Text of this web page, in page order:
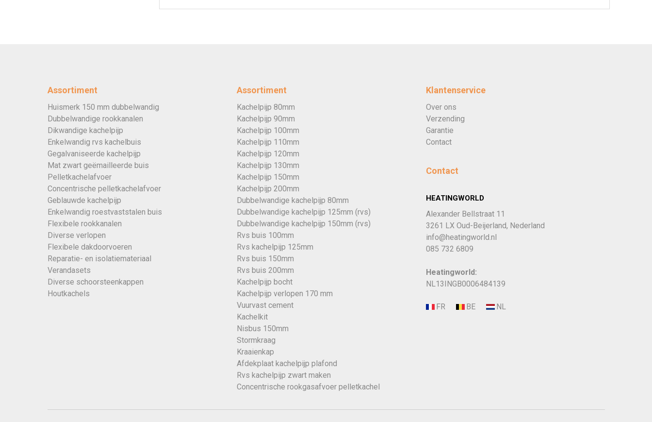
Assortiment
Huismerk 150 mm dubbelwandig
Dubbelwandige rookkanalen
Dikwandige kachelpijp
Enkelwandig rvs kachelbuis
Gegalvaniseerde kachelpijp
Mat zwart geëmailleerde buis
Pelletkachelafvoer
Concentrische pelletkachelafvoer
Geblauwde kachelpijp
Enkelwandig roestvaststalen buis
Flexibele rookkanalen
Diverse verlopen
Flexibele dakdoorvoeren
Reparatie- en isolatiemateriaal
Verandasets
Diverse schoorsteenkappen
Houtkachels
Assortiment
Kachelpijp 80mm
Kachelpijp 90mm
Kachelpijp 100mm
Kachelpijp 110mm
Kachelpijp 120mm
Kachelpijp 130mm
Kachelpijp 150mm
Kachelpijp 200mm
Dubbelwandige kachelpijp 80mm
Dubbelwandige kachelpijp 125mm (rvs)
Dubbelwandige kachelpijp 150mm (rvs)
Rvs buis 100mm
Rvs kachelpijp 125mm
Rvs buis 150mm
Rvs buis 200mm
Kachelpijp bocht
Kachelpijp verlopen 170 mm
Vuurvast cement
Kachelkit
Nisbus 150mm
Stormkraag
Kraaienkap
Afdekplaat kachelpijp plafond
Rvs kachelpijp zwart maken
Concentrische rookgasafvoer pelletkachel
Klantenservice
Over ons
Verzending
Garantie
Contact
Contact
HEATINGWORLD
Alexander Bellstraat 11
3261 LX Oud-Beijerland, Nederland
info@heatingworld.nl
085 732 6809
Heatingworld:
NL13INGB0006484139